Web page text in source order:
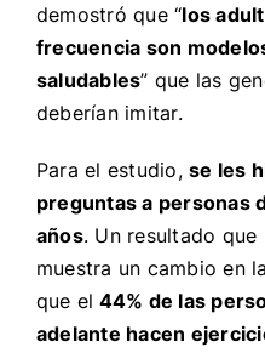
demostró que “los
frecuencia son
saludables” que las
deberían imitar.
Para el estudio,se les
preguntas a personas
años. Un resultado
muestra un cambio en
que el 44% de las
adelante hacen